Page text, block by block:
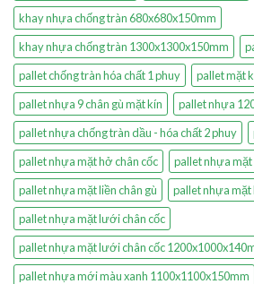
khay nhựa chống tràn 680x680x150mm
khay nhựa chống tràn 1300x1300x150mm
pallet chống tràn hóa chất 1 phuy
pallet mặt
pallet nhựa 9 chân gù mặt kín
pallet nhựa
pallet nhựa chống tràn dầu - hóa chất 2 phuy
pallet nhựa mặt hở chân cốc
pallet nhựa mặt
pallet nhựa mặt liền chân gù
pallet nhựa mặt
pallet nhựa mặt lưới chân cốc
pallet nhựa mặt lưới chân cốc
pallet nhựa mới màu xanh 1100x1100x150mm